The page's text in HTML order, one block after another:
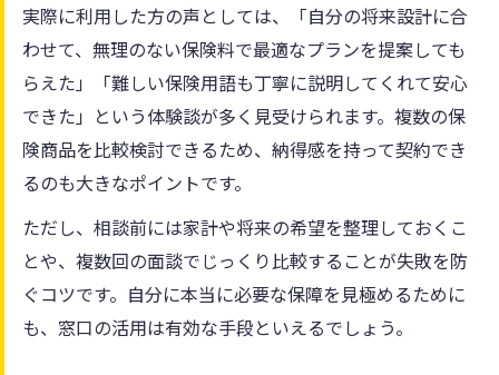
実際に利用した方の声としては、「自分の将来設計に合
わせて、無理のない保険料で最適なプランを提案しても
らえた」「難しい保険用語も丁寧に説明してくれて安心
できた」という体験談が多く見受けられます。複数の保
険商品を比較検討できるため、納得感を持って契約でき
るのも大きなポイントです。
ただし、相談前には家計や将来の希望を整理しておくこ
とや、複数回の面談でじっくり比較することが失敗を防
ぐコツです。自分に本当に必要な保障を見極めるために
も、窓口の活用は有効な手段といえるでしょう。